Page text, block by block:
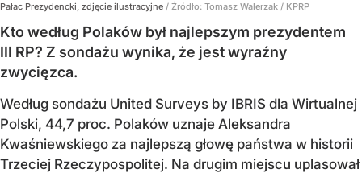
Pałac Prezydencki, zdjęcie ilustracyjne / Źródło: Tomasz Walerzak / KPRP
Kto według Polaków był najlepszym prezydentem
III RP? Z sondażu wynika, że jest wyraźny
zwycięzca.
Według sondażu United Surveys by IBRIS dla Wirtualnej
Polski, 44,7 proc. Polaków uznaje Aleksandra
Kwaśniewskiego za najlepszą głowę państwa w historii
Trzeciej Rzeczypospolitej. Na drugim miejscu uplasował